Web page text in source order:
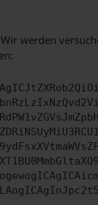
werden